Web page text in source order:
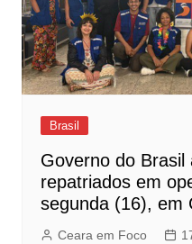
Brasil
Governo do Brasil
repatriados em
segunda (16), em
Ceara em Foco